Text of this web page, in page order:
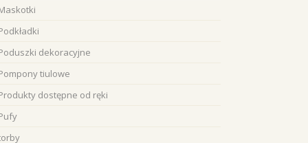
dekoracyjne
tiulowe
dostępne od ręki